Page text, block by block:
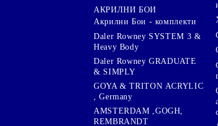
АКРИЛНИ БОИ
Акрилни Бои - комплекти
Daler Rowney SYSTEM 3 &
Heavy Body
Daler Rowney GRADUATE
& SIMPLY
GOYA & TRITON АCRYLIC
, Germany
AMSTERDAM ,GOGH,
REMBRANDT